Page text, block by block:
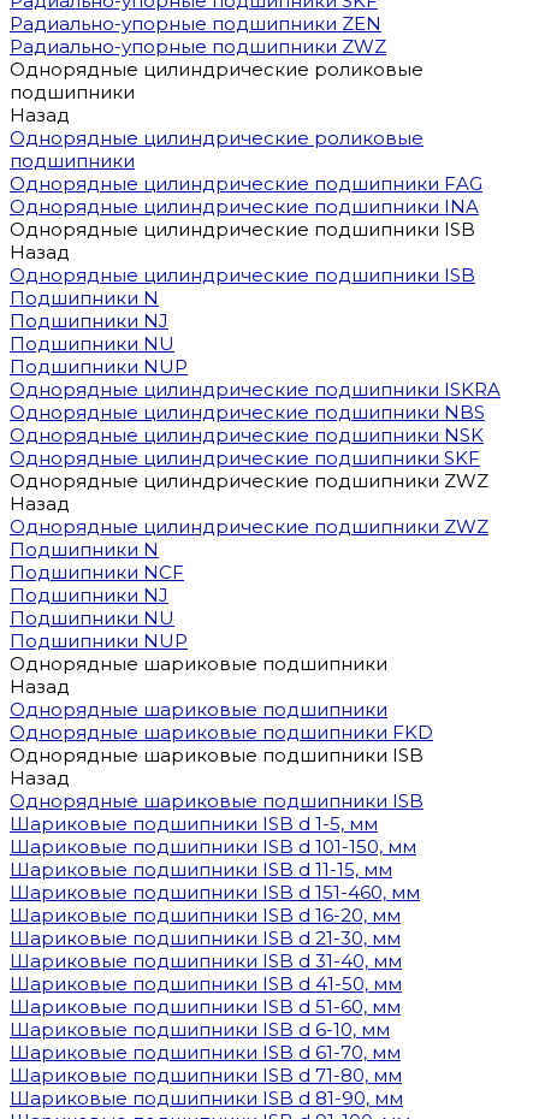
Радиально-упорные подшипники ZEN
Радиально-упорные подшипники ZWZ
Однорядные цилиндрические роликовые
подшипники
Назад
Однорядные цилиндрические роликовые
подшипники
Однорядные цилиндрические подшипники FAG
Однорядные цилиндрические подшипники INA
Однорядные цилиндрические подшипники ISB
Назад
Однорядные цилиндрические подшипники ISB
Подшипники N
Подшипники NJ
Подшипники NU
Подшипники NUP
Однорядные цилиндрические подшипники ISKRA
Однорядные цилиндрические подшипники NBS
Однорядные цилиндрические подшипники NSK
Однорядные цилиндрические подшипники SKF
Однорядные цилиндрические подшипники ZWZ
Назад
Однорядные цилиндрические подшипники ZWZ
Подшипники N
Подшипники NCF
Подшипники NJ
Подшипники NU
Подшипники NUP
Однорядные шариковые подшипники
Назад
Однорядные шариковые подшипники
Однорядные шариковые подшипники FKD
Однорядные шариковые подшипники ISB
Назад
Однорядные шариковые подшипники ISB
Шариковые подшипники ISB d 1-5, мм
Шариковые подшипники ISB d 101-150, мм
Шариковые подшипники ISB d 11-15, мм
Шариковые подшипники ISB d 151-460, мм
Шариковые подшипники ISB d 16-20, мм
Шариковые подшипники ISB d 21-30, мм
Шариковые подшипники ISB d 31-40, мм
Шариковые подшипники ISB d 41-50, мм
Шариковые подшипники ISB d 51-60, мм
Шариковые подшипники ISB d 6-10, мм
Шариковые подшипники ISB d 61-70, мм
Шариковые подшипники ISB d 71-80, мм
Шариковые подшипники ISB d 81-90, мм